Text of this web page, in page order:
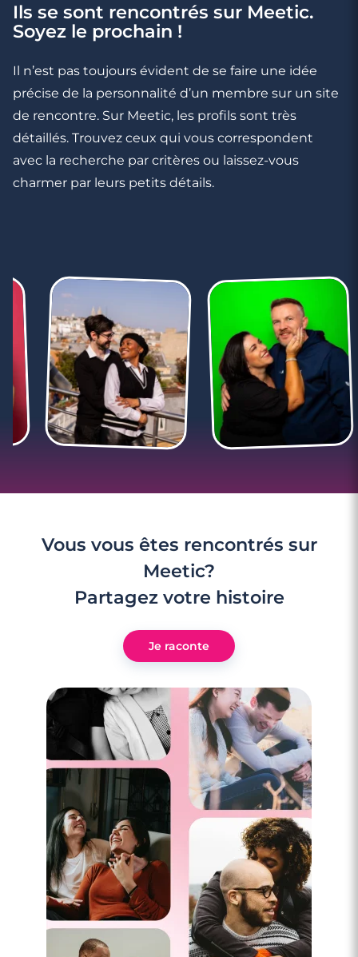
3 minutes
Rencontre à Tain-l'Hermitage
4 minutes
Rencontre à Nyons
Rencontre à Valence
Ils se sont rencontrés sur Meetic.
Soyez le prochain !
Il n’est pas toujours évident de se faire une idée
précise de la personnalité d’un membre sur un site
de rencontre. Sur Meetic, les profils sont très
détaillés. Trouvez ceux qui vous correspondent
avec la recherche par critères ou laissez-vous
charmer par leurs petits détails.
Vous vous êtes rencontrés sur
Meetic?
Partagez votre histoire
Je raconte